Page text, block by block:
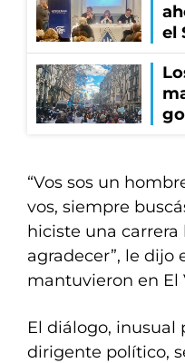
el
“Vos sos un
vos, siempre
hiciste una
agradecer”, le
mantuvieron en El
El diálogo, inusual
dirigente político,